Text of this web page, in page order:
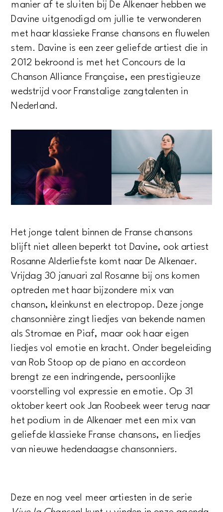
manier af te sluiten bij De Alkenaer hebben we
Davine uitgenodigd om jullie te verwonderen
met haar klassieke Franse chansons en fluwelen
stem. Davine is een zeer geliefde artiest die in
2012 bekroond is met het Concours de la
Chanson Alliance Française, een prestigieuze
wedstrijd voor Franstalige zangtalenten in
Nederland.
Het jonge talent binnen de Franse chansons
blijft niet alleen beperkt tot Davine, ook artiest
Rosanne Alderliefste komt naar De Alkenaer.
Vrijdag 30 januari zal Rosanne bij ons komen
optreden met haar bijzondere mix van
chanson, kleinkunst en electropop. Deze jonge
chansonnière zingt liedjes van bekende namen
als Stromae en Piaf, maar ook haar eigen
liedjes vol emotie en kracht. Onder begeleiding
van Rob Stoop op de piano en accordeon
brengt ze een indringende, persoonlijke
voorstelling vol expressie en emotie. Op 31
oktober keert ook Jan Roobeek weer terug naar
het podium in de Alkenaer met een mix van
geliefde klassieke Franse chansons, en liedjes
van nieuwe hedendaagse chansonniers.
Deze en nog veel meer artiesten in de serie